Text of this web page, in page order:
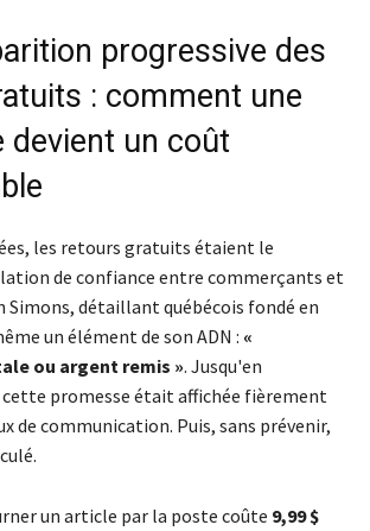
progressive des
: comment une
devient un coût
les retours gratuits étaient le
de confiance entre commerçants et
Simons, détaillant québécois fondé en
un élément de son ADN : «
ou argent remis ». Jusqu'en
promesse était affichée fièrement
de communication. Puis, sans prévenir,
un article par la poste coûte 9,99 $